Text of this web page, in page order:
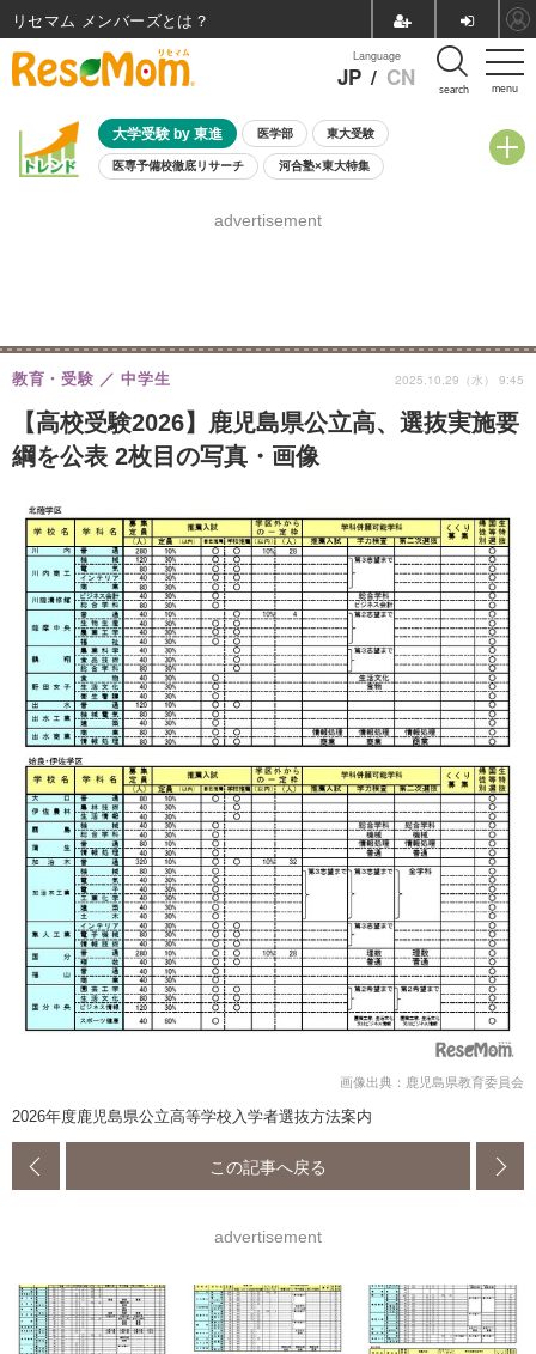
menu
Language
JP / CN search
大学受験 by 東進 医学部 東大受験
医専予備校徹底リサーチ 河合塾×東大特集
8月開催学校説明会・相談会
advertisement
【高校受験2026】鹿児島県公立高、選抜実施要
綱を公表 2枚目の写真・画像
教育・受験 中学生 2025.10.29（水） 9:45
画像出典：鹿児島県教育委員会
2026年度鹿児島県公立高等学校入学者選抜方法案内
この記事へ戻る
advertisement
リセマム メンバーズ